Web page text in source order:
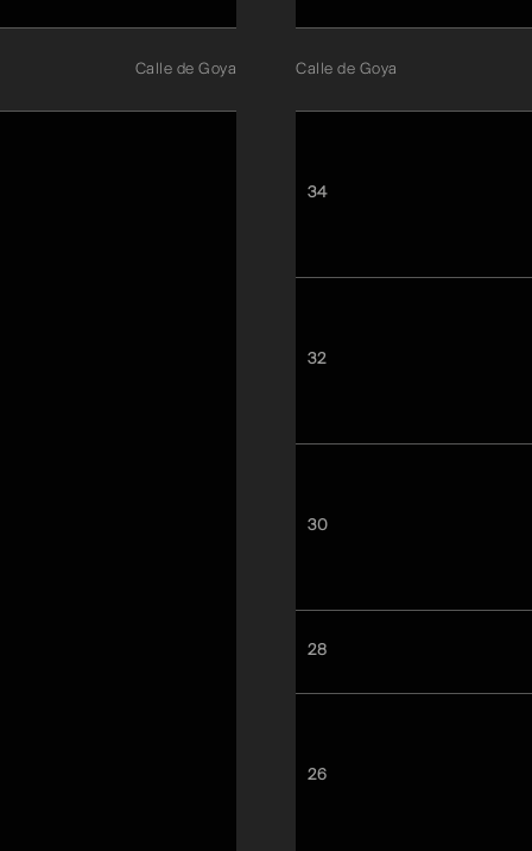
Calle de Goya
34
32
30
28
26
Calle de Goya